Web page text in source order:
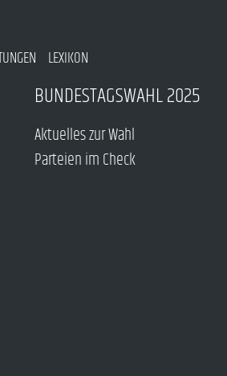
LEXIKON
BUNDESTAGSWAHL 2025
Aktuelles zur Wahl
Parteien im Check